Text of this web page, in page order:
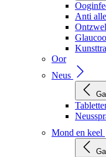
Anti
Oor
Neus
Mond en keel